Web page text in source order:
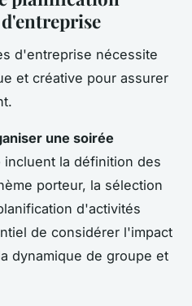
d'entreprise nécessite
et créative pour assurer
une soirée
incluent la définition des
porteur, la sélection
d'activités
de considérer l'impact
dynamique de groupe et